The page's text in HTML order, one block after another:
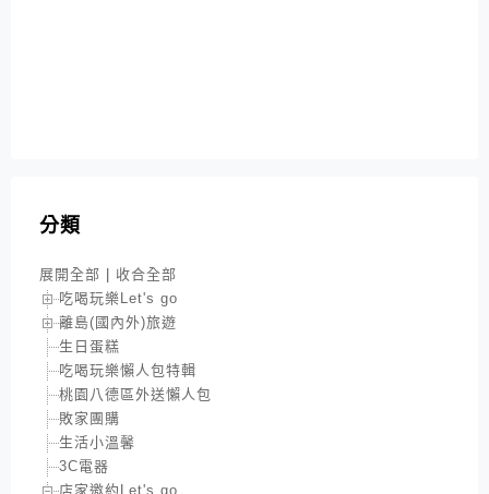
分類
展開全部
收合全部
吃喝玩樂Let's go
離島(國內外)旅遊
生日蛋糕
吃喝玩樂懶人包特輯
桃園八德區外送懶人包
敗家團購
生活小溫馨
3C電器
店家邀約Let's go